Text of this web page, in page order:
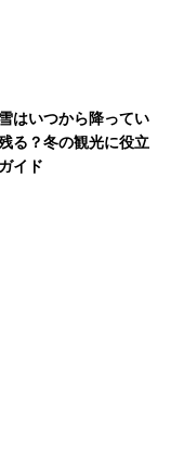
はいつから降ってい
る？冬の観光に役立
イド